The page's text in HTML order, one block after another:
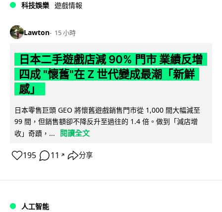
科技娛樂 遊戲情報
Lawton 15 小時
日本二手遊戲店減 90% 門市 業績反增
四成 "懷舊"在 Z 世代變成最潮「新鮮
感」
日本零售巨頭 GEO 將懷舊遊戲銷售門市從 1,000 間大幅減至
99 間，但銷售額卻不降反升至過往的 1.4 倍。做到「減店增
收」奇蹟，...
閱讀全文
195 11 ↗ 分享
人工智能